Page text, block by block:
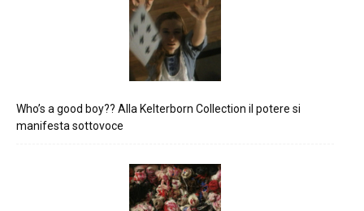
Who’s a good boy?? Alla Kelterborn Collection il potere si
manifesta sottovoce